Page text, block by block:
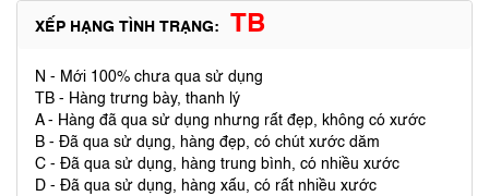
XẾP HẠNG TÌNH TRẠNG: TB
N - Mới 100% chưa qua sử dụng
TB - Hàng trưng bày, thanh lý
A - Hàng đã qua sử dụng nhưng rất đẹp, không có xước
B - Đã qua sử dụng, hàng đẹp, có chút xước dăm
C - Đã qua sử dụng, hàng trung bình, có nhiều xước
D - Đã qua sử dụng, hàng xấu, có rất nhiều xước